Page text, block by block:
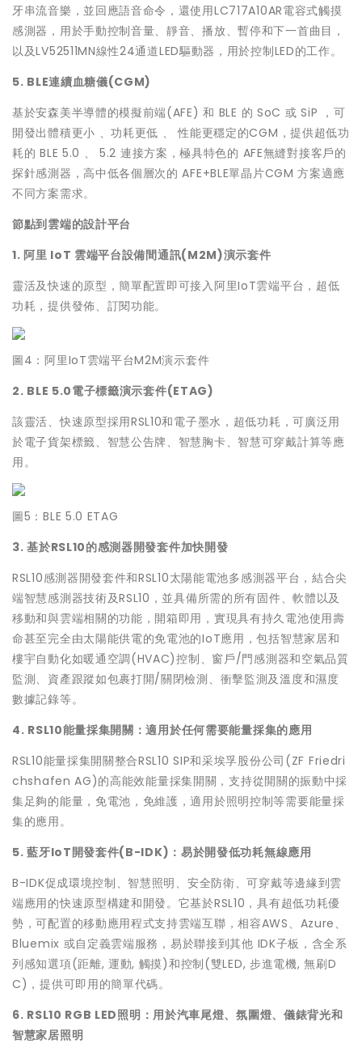
牙串流音樂，並回應語音命令，還使用LC717A10AR電容式觸摸
感測器，用於手動控制音量、靜音、播放、暫停和下一首曲目，
以及LV52511MN線性24通道LED驅動器，用於控制LED的工作。
5. BLE連續血糖儀(CGM)
基於安森美半導體的模擬前端(AFE) 和 BLE 的 SoC 或 SiP ，可
開發出體積更小 、功耗更低 、 性能更穩定的CGM，提供超低功
耗的 BLE 5.0 、 5.2 連接方案，極具特色的 AFE無縫對接客戶的
探針感測器，高中低各個層次的 AFE+BLE單晶片CGM 方案適應
不同方案需求。
節點到雲端的設計平台
1. 阿里 IoT 雲端平台設備間通訊(M2M)演示套件
靈活及快速的原型，簡單配置即可接入阿里IoT雲端平台，超低
功耗，提供發佈、訂閱功能。
圖4：阿里IoT雲端平台M2M演示套件
2. BLE 5.0電子標籤演示套件(ETAG)
該靈活、快速原型採用RSL10和電子墨水，超低功耗，可廣泛用
於電子貨架標籤、智慧公告牌、智慧胸卡、智慧可穿戴計算等應
用。
圖5：BLE 5.0 ETAG
3. 基於RSL10的感測器開發套件加快開發
RSL10感測器開發套件和RSL10太陽能電池多感測器平台，結合尖
端智慧感測器技術及RSL10，並具備所需的所有固件、軟體以及
移動和與雲端相關的功能，開箱即用，實現具有持久電池使用壽
命甚至完全由太陽能供電的免電池的IoT應用，包括智慧家居和
樓宇自動化如暖通空調(HVAC)控制、窗戶/門感測器和空氣品質
監測、資產跟蹤如包裹打開/關閉檢測、衝擊監測及溫度和濕度
數據記錄等。
4. RSL10能量採集開關：適用於任何需要能量採集的應用
RSL10能量採集開關整合RSL10 SIP和采埃孚股份公司(ZF Friedri
chshafen AG)的高能效能量採集開關，支持從開關的振動中採
集足夠的能量，免電池，免維護，適用於照明控制等需要能量採
集的應用。
5. 藍牙IoT開發套件(B-IDK)：易於開發低功耗無線應用
B-IDK促成環境控制、智慧照明、安全防衛、可穿戴等邊緣到雲
端應用的快速原型構建和開發。它基於RSL10，具有超低功耗優
勢，可配置的移動應用程式支持雲端互聯，相容AWS、Azure、
Bluemix 或自定義雲端服務，易於聯接到其他 IDK子板，含全系
列感知選項(距離, 運動, 觸摸)和控制(雙LED, 步進電機, 無刷D
C)，提供可即用的簡單代碼。
6. RSL10 RGB LED照明：用於汽車尾燈、氛圍燈、儀錶背光和
智慧家居照明